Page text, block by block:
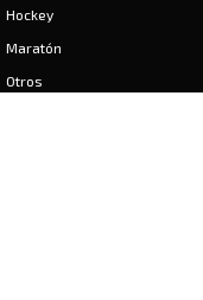
Hockey
Maratón
Otros